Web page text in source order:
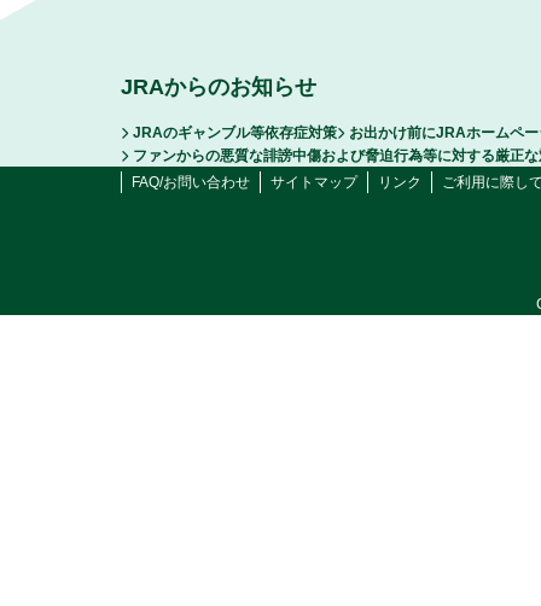
JRAからのお知らせ
JRAのギャンブル等依存症対策
お出かけ前にJRAホームペ
ファンからの悪質な誹謗中傷および脅迫行為等に対する厳正
FAQ/お問い合わせ
サイトマップ リンク ご利用に際し